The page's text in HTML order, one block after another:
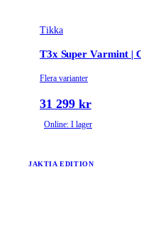
Tikka
T3x Super Varmint |
Flera varianter
31 299 kr
Online: I lager
JAKTIA EDITION